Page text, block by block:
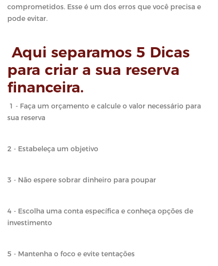
comprometidos. Esse é um dos erros que você precisa e
pode evitar.
Aqui separamos 5 Dicas
para criar a sua reserva
financeira.
1 - Faça um orçamento e calcule o valor necessário para
sua reserva
2 - Estabeleça um objetivo
3 - Não espere sobrar dinheiro para poupar
4 - Escolha uma conta específica e conheça opções de
investimento
5 - Mantenha o foco e evite tentações